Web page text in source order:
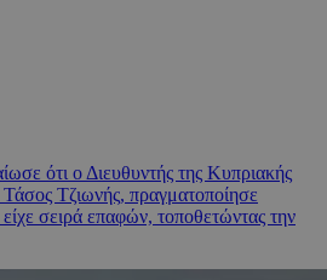
ότι ο Διευθυντής της Κυπριακής
Τζιωνής, πραγματοποίησε
σειρά επαφών, τοποθετώντας την